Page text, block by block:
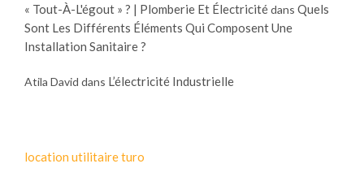
« Tout-À-L'égout » ? | Plomberie Et Électricitédans Quels
Sont Les Différents Éléments Qui Composent Une
Installation Sanitaire ?
Atila David dans L’électricité Industrielle
location utilitaire turo